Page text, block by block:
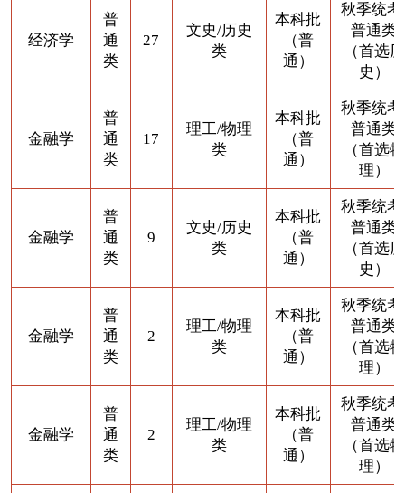
经济学
普
通
类
27
文史/历史
类
本科批
（普
通）
秋季统
普通类
（首选历
史）
金融学
普
通
类
17
理工/物理
类
本科批
（普
通）
秋季统
普通类
（首选物
理）
金融学
普
通
类
9
文史/历史
类
本科批
（普
通）
秋季统
普通类
（首选历
史）
金融学
普
通
类
2
理工/物理
类
本科批
（普
通）
秋季统
普通类
（首选物
理）
金融学
普
通
类
2
理工/物理
类
本科批
（普
通）
秋季统
普通类
（首选物
理）